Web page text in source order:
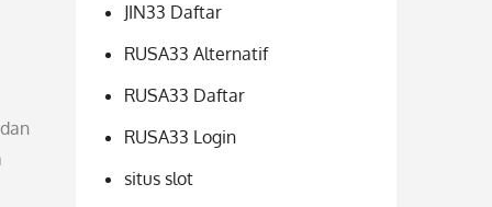
JIN33 Daftar
RUSA33 Alternatif
RUSA33 Daftar
RUSA33 Login
situs slot